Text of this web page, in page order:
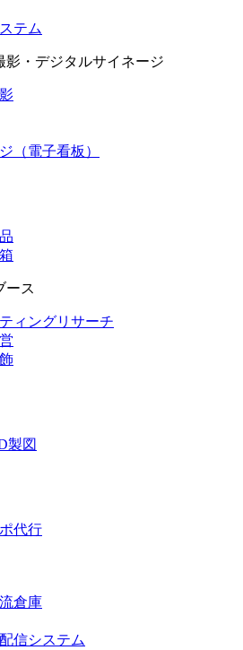
テム
・デジタルサイネージ
（電子看板）
ース
ィングリサーチ
製図
代行
倉庫
信システム